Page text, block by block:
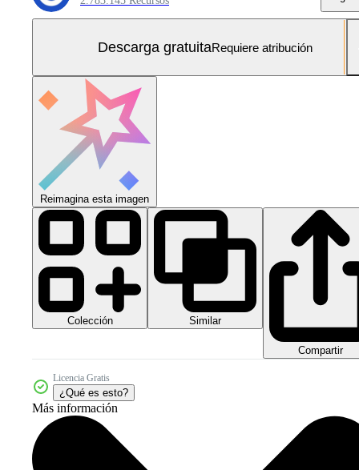
Descarga gratuitaRequiere atribución
Reimagina esta imagen
Colección Similar
Compartir
Licencia Gratis
¿Qué es esto?
Más información